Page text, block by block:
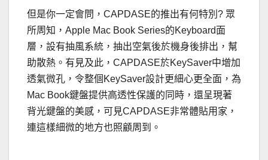
但是你一定會問，CAPDASE的推出有何特別? 眾
所周知，Apple Mac Book Series的Keyboard面
層，設有抽風系統，抽出空氣後於機身後排出，幫
助散熱。有見及此，CAPDASE於KeySaver中增加
透氣微孔，令整個KeySaver設計更細心更全面，為
Mac Book鍵盤提供高透性保護的同時，還呈現著
背光鍵盤的美感，可見CAPDASE非常體貼用家，
連這樣細微的地方也照顧周到。